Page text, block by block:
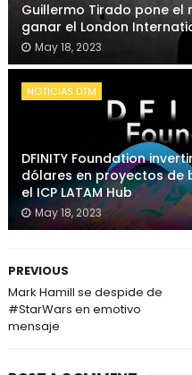
Guillermo Tirado pone el
ganar el London
May 18, 2023
NOTICIAS DTM
DFINITY Foundation
dólares en proyectos de
el ICP LATAM Hub
May 18, 2023
PREVIOUS
Mark Hamill se despide de
#StarWars en emotivo
mensaje